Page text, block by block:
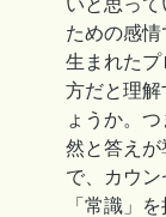
ための感
生まれた
方だと理解
ょうか。
然と答え
で、カウ
「常識」